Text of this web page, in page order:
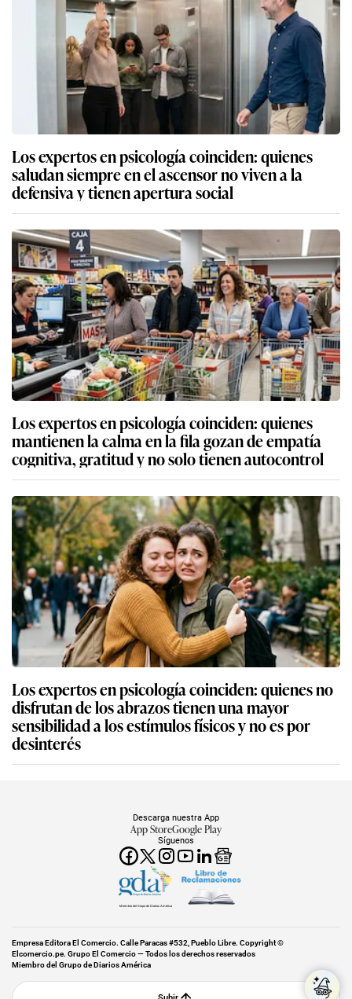
Los expertos en psicología coinciden: quienes
saludan siempre en el ascensor no viven a la
defensiva y tienen apertura social
Los expertos en psicología coinciden: quienes
mantienen la calma en la fila gozan de empatía
cognitiva, gratitud y no solo tienen autocontrol
Los expertos en psicología coinciden: quienes no
disfrutan de los abrazos tienen una mayor
sensibilidad a los estímulos físicos y no es por
desinterés
Síguenos
Descarga nuestra App
App StoreGoogle Play
Miembro del Grupo de Diarios América
Empresa Editora El Comercio. Calle Paracas #532, Pueblo Libre. Copyright ©
Elcomercio.pe. Grupo El Comercio — Todos los derechos reservados
Miembro del Grupo de Diarios América